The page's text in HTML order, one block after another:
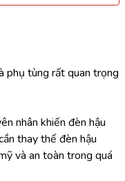
phụ tùng rất quan trọng
nhân khiến đèn hậu
thay thế đèn hậu
và an toàn trong quá